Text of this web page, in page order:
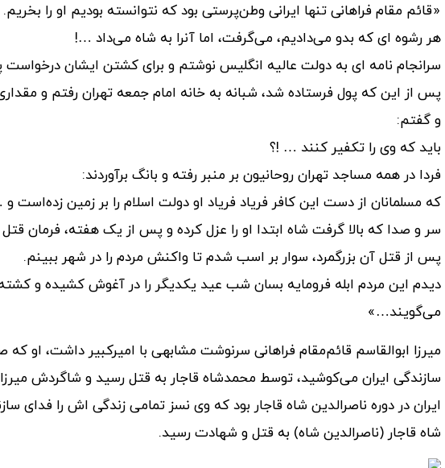
«قائم مقام فراهانی تنها ایرانی وطن‌پرستی بود که نتوانسته بودیم او را بخریم.
هر رشوه ای که بدو می‌دادیم، می‌گرفت، اما آنرا به شاه می‌داد …!
سرانجام نامه ای به دولت عالیه انگلیس نوشتم و برای کشتن ایشان
پس از این که پول فرستاده شد، شبانه به خانه امام جمعه تهران رفتم و
و گفتم:
باید که وی را تکفیر کنند … !؟
فردا در همه مساجد تهران روحانیون بر منبر رفته و بانگ برآوردند:
که مسلمانان از دست این کافر فریاد فریاد او دولت اسلام را بر زمین زده‌است
سر و صدا که بالا گرفت شاه ابتدا او را عزل کرده و پس از یک هفته، فرمان
پس از قتل آن بزرگمرد، سوار بر اسب شدم تا واکنش مردم را در شهر ببینم.
دیدم این مردم ابله فرومایه بسان شب عید یکدیگر را در آغوش کشیده و
می‌گویند…»
میرزا ابوالقاسم قائم‌مقام فراهانی سرنوشت مشابهی با امیرکبیر داشت، او که
سازندگی ایران می‌کوشید، توسط محمدشاه قاجار به قتل رسید و شاگردش
ایران در دوره ناصرالدین شاه قاجار بود که وی نسز تمامی زندگی اش را فدای
شاه قاجار (ناصرالدین شاه) به قتل و شهادت رسید.